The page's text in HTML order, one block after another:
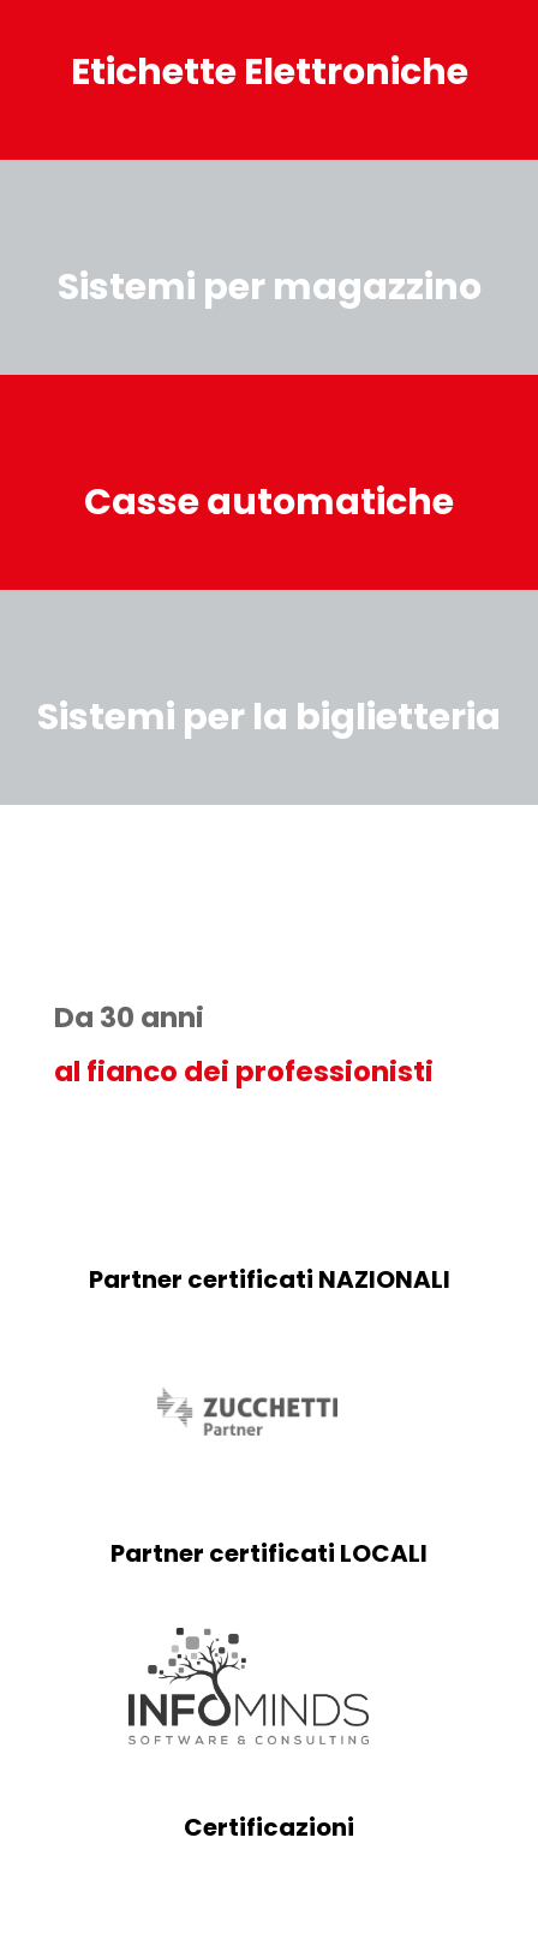
Etichette Elettroniche
Sistemi per magazzino
Casse automatiche
Sistemi per la biglietteria
Da 30 anni
al fianco dei professionisti
Partner certificati NAZIONALI
Partner certificati LOCALI
Certificazioni